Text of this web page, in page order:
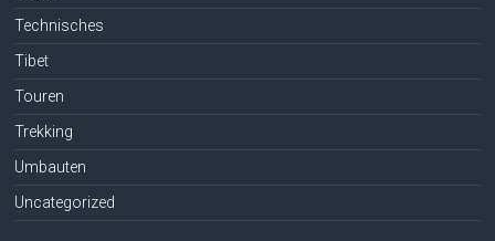
Technisches
Tibet
Touren
Trekking
Umbauten
Uncategorized